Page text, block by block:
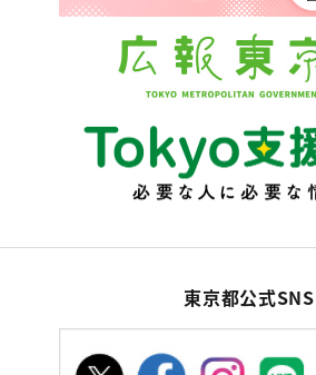
東京都公式SNS